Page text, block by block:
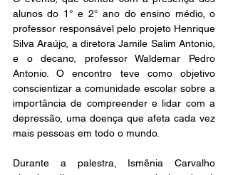
alunos do 1° e 2° ano do ensino médio, o
professor responsável pelo projeto Henrique
Silva Araújo, a diretora Jamile Salim Antonio,
e o decano, professor Waldemar Pedro
Antonio. O encontro teve como objetivo
conscientizar a comunidade escolar sobre a
importância de compreender e lidar com a
depressão, uma doença que afeta cada vez
mais pessoas em todo o mundo.
Durante a palestra, Ismênia Carvalho